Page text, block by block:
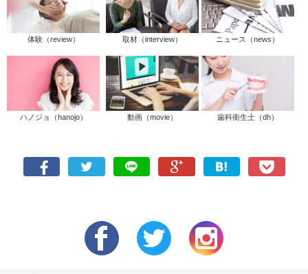
体験（review） 取材（interview） ニュース（news）
ハノジョ（hanojo） 動画（movie） 歯科衛生士（dh）